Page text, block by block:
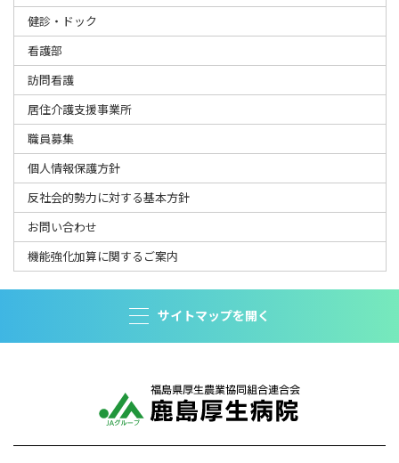
健診・ドック
看護部
訪問看護
居住介護支援事業所
職員募集
個人情報保護方針
反社会的勢力に対する基本方針
お問い合わせ
機能強化加算に関するご案内
サイトマップを開く